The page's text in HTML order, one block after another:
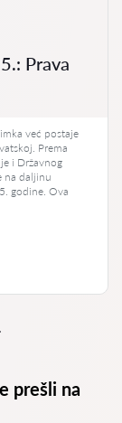
Prava
već postaje
Prema
i Državnog
na daljinu
godine. Ova
prešli na